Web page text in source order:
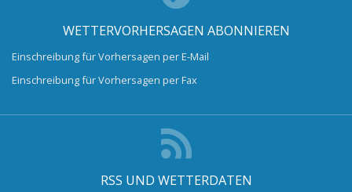
WETTERVORHERSAGEN ABONNIEREN
Einschreibung für Vorhersagen per E-Mail
Einschreibung für Vorhersagen per Fax
RSS UND WETTERDATEN